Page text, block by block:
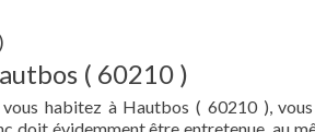
( 60210 )
habitez à Hautbos ( 60210 ),